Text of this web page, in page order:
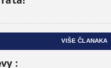
VIŠE ČLANAKA
: